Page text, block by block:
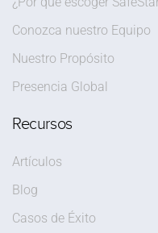
Conozca nuestro Equipo
Nuestro Propósito
Presencia Global
Recursos
Artículos
Blog
Casos de Éxito